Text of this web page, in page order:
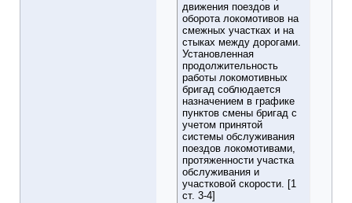
движения поездов и
оборота локомотивов на
смежных участках и на
стыках между дорогами.
Установленная
продолжительность
работы локомотивных
бригад соблюдается
назначением в графике
пунктов смены бригад с
учетом принятой
системы обслуживания
поездов локомотивами,
протяженности участка
обслуживания и
участковой скорости. [1
ст. 3-4]